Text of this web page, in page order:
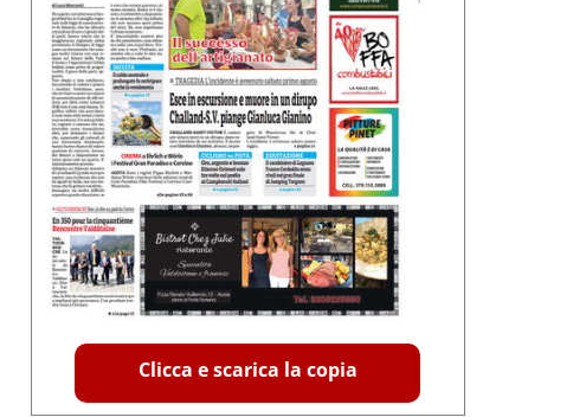
Clicca e scarica la copia